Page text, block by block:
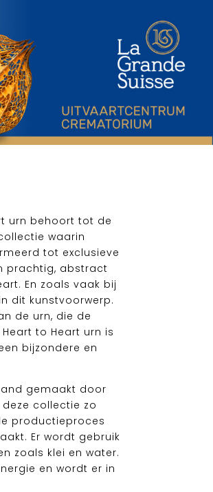
urn behoort tot de
waarin
tot exclusieve
prachtig, abstract
En zoals vaak bij
dit kunstvoorwerp.
de urn, die de
to Heart urn is
bijzondere en
gemaakt door
collectie zo
productieproces
Er wordt gebruik
zoals klei en water.
en wordt er in